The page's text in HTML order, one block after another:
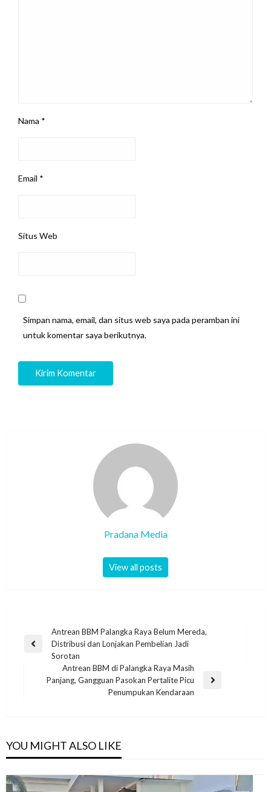
Nama *
Email *
Situs Web
Simpan nama, email, dan situs web saya pada peramban ini
untuk komentar saya berikutnya.
Pradana Media
View all posts
Antrean BBM Palangka Raya Belum Mereda,
Distribusi dan Lonjakan Pembelian Jadi
Sorotan
Antrean BBM di Palangka Raya Masih
Panjang, Gangguan Pasokan Pertalite Picu
Penumpukan Kendaraan
YOU MIGHT ALSO LIKE